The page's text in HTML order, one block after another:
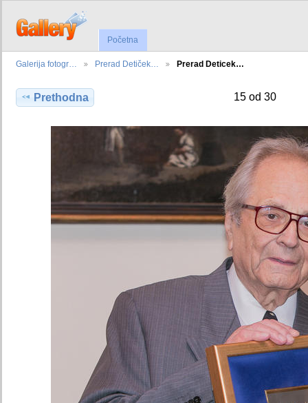
Početna
Galerija fotogr… Prerad Detiček… Prerad Deticek…
Prethodna 15 od 30